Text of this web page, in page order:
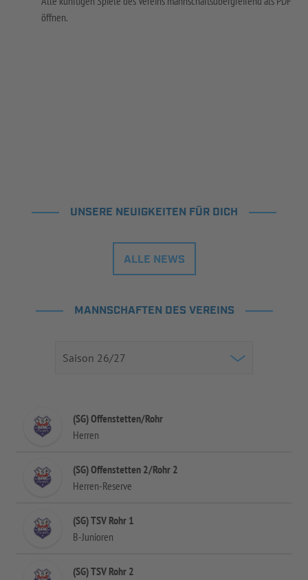
öffnen.
UNSERE NEUIGKEITEN FÜR DICH
ALLE NEWS
MANNSCHAFTEN DES VEREINS
(SG) Offenstetten/Rohr
Herren
(SG) Offenstetten 2/Rohr 2
Herren-Reserve
(SG) TSV Rohr 1
B-Junioren
(SG) TSV Rohr 2